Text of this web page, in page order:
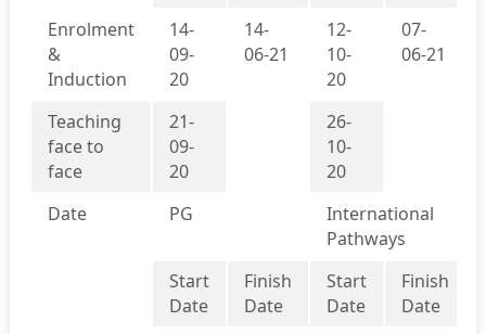
Enrolment
&
Induction
14-
09-
20
14-
06-21
12-
10-
20
07-
06-21
Teaching
face to
face
21-
09-
20
26-
10-
20
Date
PG
International
Pathways
Start
Date
Finish
Date
Start
Date
Finish
Date